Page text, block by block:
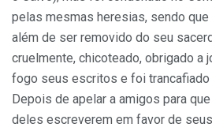
pelas mesmas heresias, sendo
além de ser removido do seu
cruelmente, chicoteado, obrigado a
fogo seus escritos e foi trancafiado
Depois de apelar a amigos para
deles escreverem em favor de